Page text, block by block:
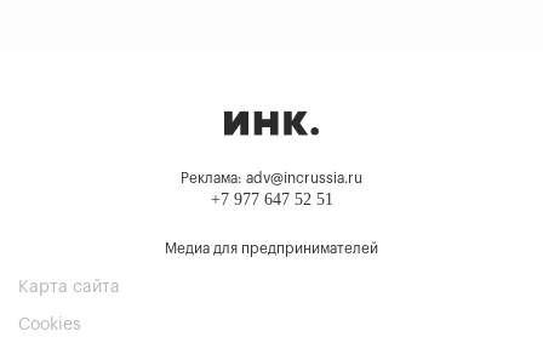
Реклама: adv@incrussia.ru
+7 977 647 52 51
Медиа для предпринимателей
Карта сайта
Cookies